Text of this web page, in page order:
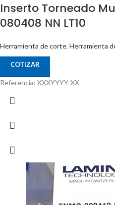
Inserto Torneado
080408 NN LT10
Herramienta de corte, Herramienta
COTIZAR
Referencia: XXXYYYY-XX